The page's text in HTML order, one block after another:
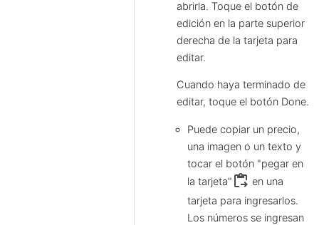
abrirla. Toque el botón de
edición en la parte superior
derecha de la tarjeta para
editar.
Cuando haya terminado de
editar, toque el botón Done.
Puede copiar un precio,
una imagen o un texto y
tocar el botón "pegar en
la tarjeta" content_paste_go en una
tarjeta para ingresarlos.
Los números se ingresan